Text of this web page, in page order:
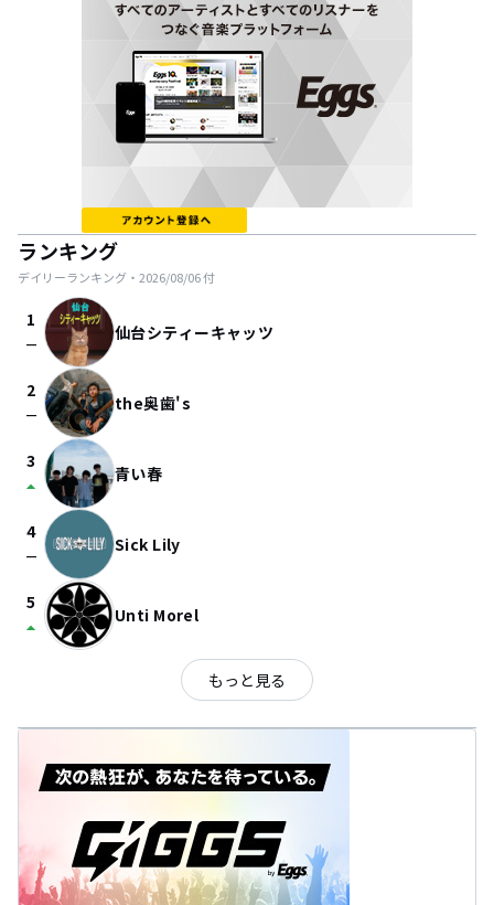
ランキング
デイリーランキング・ 2026/08/06付
1
check_indeterminate_small 仙台シティーキャッツ
2
check_indeterminate_small the奥歯's
3
arrow_drop_up 青い春
4
check_indeterminate_small Sick Lily
5
arrow_drop_up Unti Morel
もっと見る